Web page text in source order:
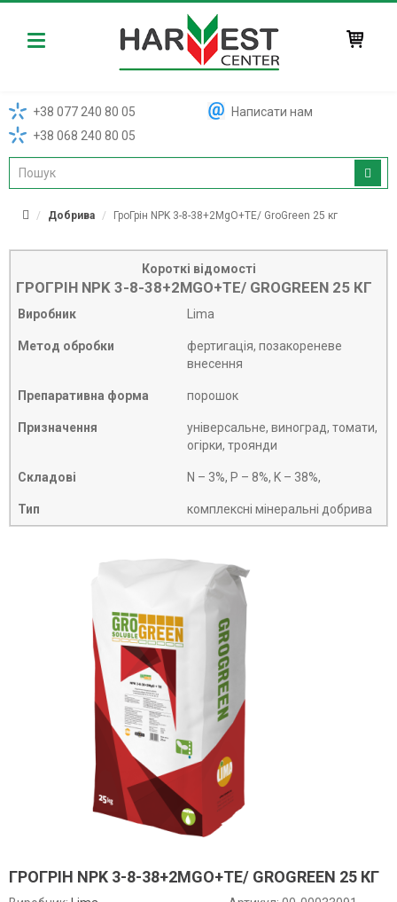
Harvest
+38 077 240 80 05
+38 068 240 80 05
Написати нам
Добрива ГроГрін NPK 3-8-38+2MgO+TE/ GroGreen 25 кг
Короткі відомості
ГРОГРІН NPK 3-8-38+2MGO+TE/ GROGREEN 25 КГ
Виробник Lima
Метод обробки
фертигація, позакореневе
внесення
Препаративна форма порошок
Призначення
універсальне, виноград, томати,
огірки, троянди
Складові N – 3%, P – 8%, K – 38%,
Тип комплексні мінеральні добрива
ГРОГРІН NPK 3-8-38+2MGO+TE/ GROGREEN 25 КГ